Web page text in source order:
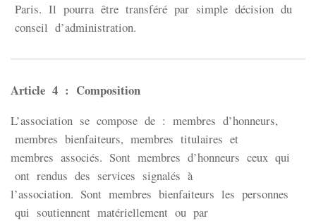
Paris. Il pourra être transféré par simple décision du
conseil d’administration.
Article 4 : Composition
L’association se compose de : membres d’honneurs,
membres bienfaiteurs, membres titulaires et
membres associés. Sont membres d’honneurs ceux qui
ont rendus des services signalés à
l’association. Sont membres bienfaiteurs les personnes
qui soutiennent matériellement ou par